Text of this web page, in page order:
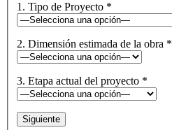
1. Tipo de Proyecto *
2. Dimensión estimada de la obra *
3. Etapa actual del proyecto *
Siguiente